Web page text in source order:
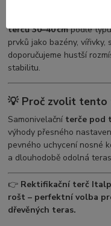
terčů 30–40 cmpodle
prvků jako bazény,
doporučujeme hustší
stabilitu.
💡 Proč zvolit tento
Samonivelační terče pod
výhody přesného
pevného uchycení nosné
a dlouhodobě odolná
👉 Rektifikační terč
rošt – perfektní volba
dřevěných teras.